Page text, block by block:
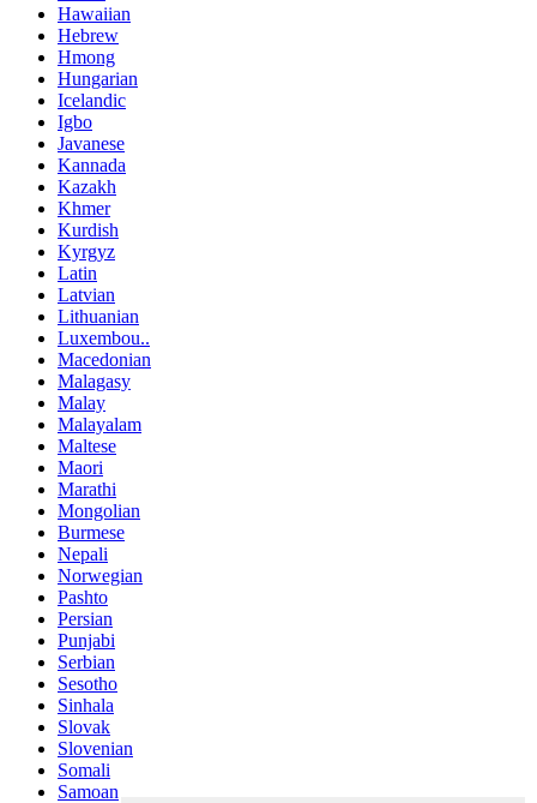
Hawaiian
Hebrew
Hmong
Hungarian
Icelandic
Igbo
Javanese
Kannada
Kazakh
Khmer
Kurdish
Kyrgyz
Latin
Latvian
Lithuanian
Luxembou..
Macedonian
Malagasy
Malay
Malayalam
Maltese
Maori
Marathi
Mongolian
Burmese
Nepali
Norwegian
Pashto
Persian
Punjabi
Serbian
Sesotho
Sinhala
Slovak
Slovenian
Somali
Samoan